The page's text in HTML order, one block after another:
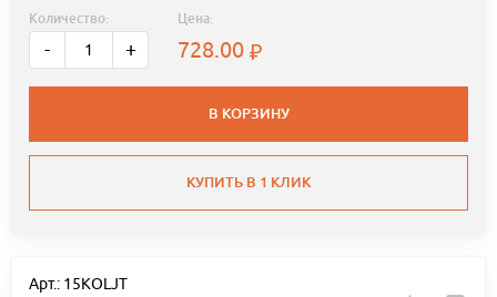
Количество:
- +
Цена:
728.00
В КОРЗИНУ
КУПИТЬ В 1 КЛИК
Арт.: 15KOLJT